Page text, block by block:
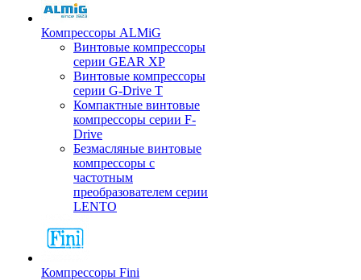
Компрессоры ALMiG
Винтовые компрессоры
серии GEAR XP
Винтовые компрессоры
серии G-Drive T
Компактные винтовые
компрессоры серии F-
Drive
Безмасляные винтовые
компрессоры с
частотным
преобразователем серии
LENTO
Компрессоры Fini